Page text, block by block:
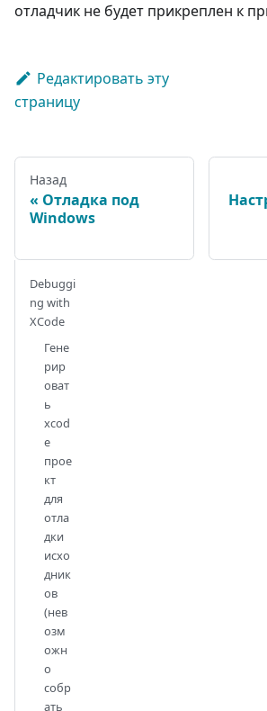
отладчик не будет прикреплен к
Редактировать эту
страницу
Назад
Отладка под
Windows
Debuggi
ng with
XCode
Гене
рир
оват
ь
xcod
e
прое
кт
для
отла
дки
исхо
дник
ов
(нев
озм
ожн
о
собр
ать